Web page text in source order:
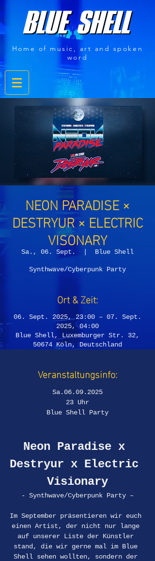
Home of music, art and spoken
word
NEON PARADISE ×
DESTRYUR × ELECTRIC
VISONARY
Sa., 06. Sept. Blue Shell
Synthwave/Cyberpunk Party
Ort & Zeit:
06. Sept. 2025, 23:00 – 07. Sept.
2025, 04:00
Blue Shell, Luxemburger Str. 32,
50674 Köln, Deutschland
Veranstaltungsinfo:
Sa.06.09.2025
23 Uhr
Blue Shell Party
Neon Paradise x
Destryur x Electric
Visionary
- Synthwave/Cyberpunk Party –
Im September präsentieren wir euch
einen Artist, der nicht nur lange
auf unserer Liste der Künstler
stand, die wir gerne mal im Blue
Shell sehen wollten, sondern der